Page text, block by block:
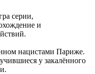
серии,
и
нацистами Париже.
у закалённого